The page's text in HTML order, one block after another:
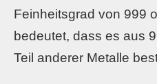
Feinheitsgrad von 999
bedeutet, dass es aus
Teil anderer Metalle